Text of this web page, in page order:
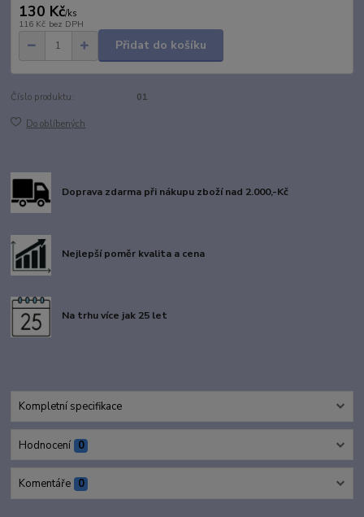
130 Kč/ks
116 Kč bez DPH
Přidat do košíku
Číslo produktu: 01
Do oblíbených
Doprava zdarma při nákupu zboží nad 2.000,-Kč
Nejlepší poměr kvalita a cena
Na trhu více jak 25 let
Kompletní specifikace
Hodnocení 0
Komentáře 0